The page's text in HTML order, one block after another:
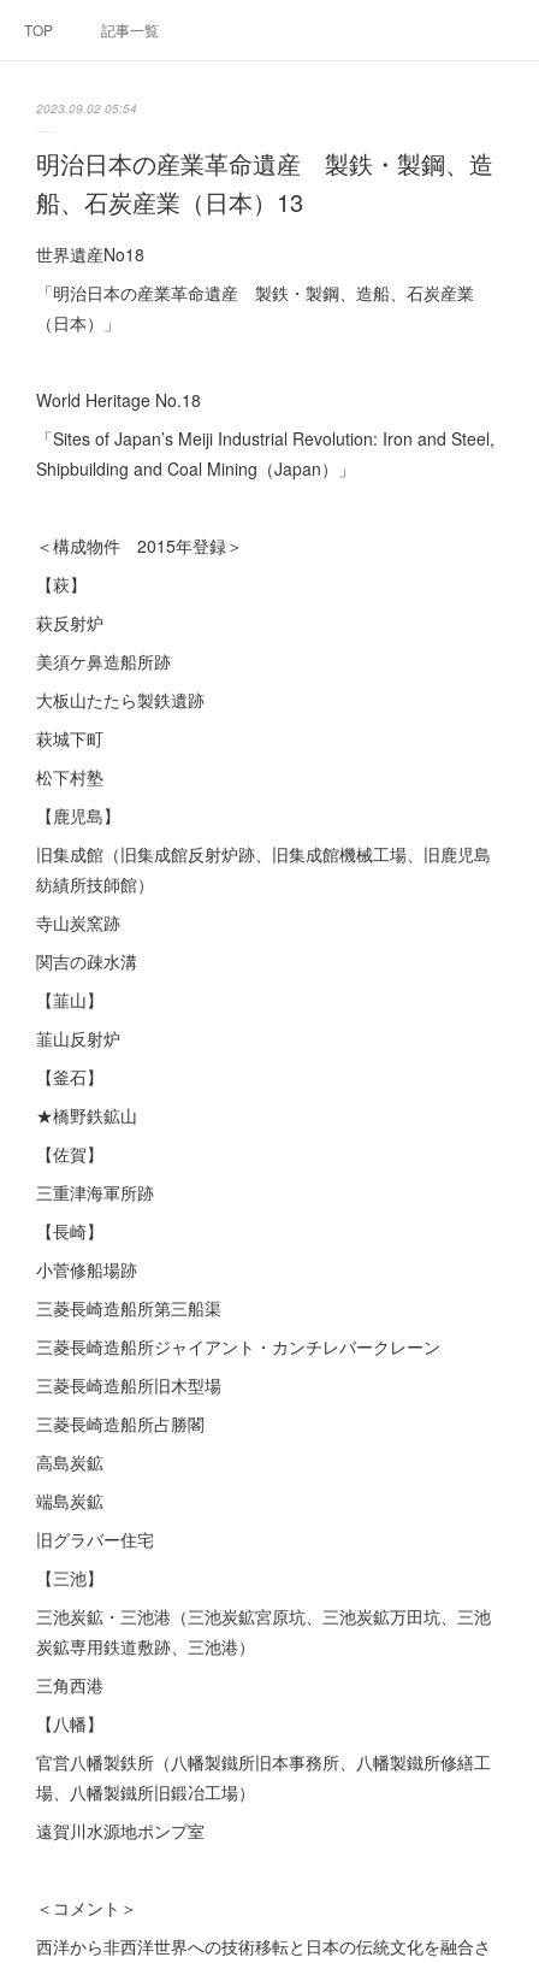
TOP 記事一覧
2023.09.02 05:54
明治日本の産業革命遺産 製鉄・製鋼、造
船、石炭産業（日本）13
世界遺産No18
「明治日本の産業革命遺産 製鉄・製鋼、造船、石炭産業
（日本）」
World Heritage No.18
「Sites of Japan’s Meiji Industrial Revolution: Iron and Steel,
Shipbuilding and Coal Mining（Japan）」
＜構成物件 2015年登録＞
【萩】
萩反射炉
美須ケ鼻造船所跡
大板山たたら製鉄遺跡
萩城下町
松下村塾
【鹿児島】
旧集成館（旧集成館反射炉跡、旧集成館機械工場、旧鹿児島
紡績所技師館）
寺山炭窯跡
関吉の疎水溝
【韮山】
韮山反射炉
【釜石】
★橋野鉄鉱山
【佐賀】
三重津海軍所跡
【長崎】
小菅修船場跡
三菱長崎造船所第三船渠
三菱長崎造船所ジャイアント・カンチレバークレーン
三菱長崎造船所旧木型場
三菱長崎造船所占勝閣
高島炭鉱
端島炭鉱
旧グラバー住宅
【三池】
三池炭鉱・三池港（三池炭鉱宮原坑、三池炭鉱万田坑、三池
炭鉱専用鉄道敷跡、三池港）
三角西港
【八幡】
官営八幡製鉄所（八幡製鐵所旧本事務所、八幡製鐵所修繕工
場、八幡製鐵所旧鍛冶工場）
遠賀川水源地ポンプ室
＜コメント＞
西洋から非西洋世界への技術移転と日本の伝統文化を融合さ